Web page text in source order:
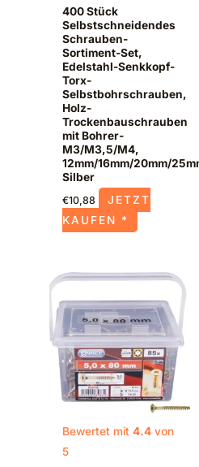
400 Stück
Selbstschneidendes
Schrauben-
Sortiment-Set,
Edelstahl-Senkkopf-
Torx-
Selbstbohrschrauben,
Holz-
Trockenbauschrauben
mit Bohrer-
M3/M3,5/M4,
12mm/16mm/20mm/
Silber
€10,88
JETZT
KAUFEN *
Bewertet mit4.4 von
5